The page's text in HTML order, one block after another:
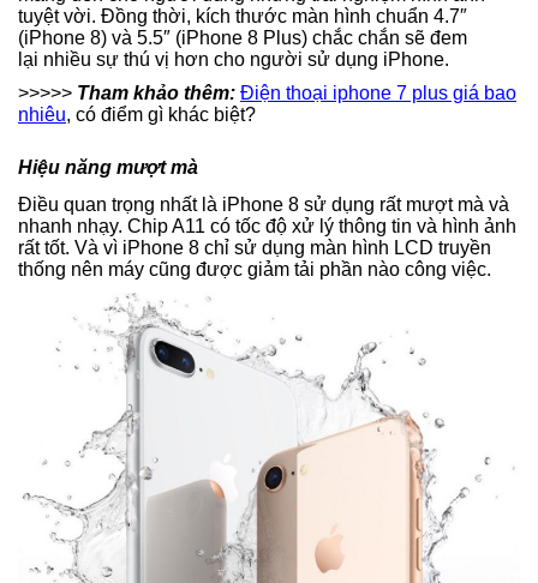
tuyệt vời. Đồng thời, kích thước màn hình chuẩn 4.7″
(iPhone 8) và 5.5″ (iPhone 8 Plus) chắc chắn sẽ đem
lại nhiều sự thú vị hơn cho người sử dụng iPhone.
>>>>> Tham khảo thêm: Điện thoại iphone 7 plus giá bao
nhiêu, có điểm gì khác biệt?
Hiệu năng mượt mà
Điều quan trọng nhất là iPhone 8 sử dụng rất mượt mà và
nhanh nhạy. Chip A11 có tốc độ xử lý thông tin và hình ảnh
rất tốt. Và vì iPhone 8 chỉ sử dụng màn hình LCD truyền
thống nên máy cũng được giảm tải phần nào công việc.